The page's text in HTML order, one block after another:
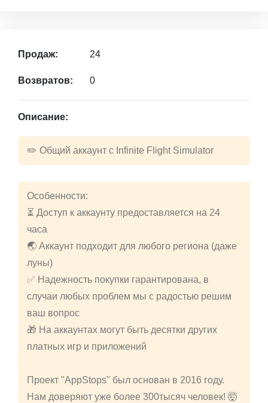
Продаж: 24
Возвратов: 0
Описание:
✏️ Общий аккаунт с Infinite Flight Simulator
Особенности:
⏳ Доступ к аккаунту предоставляется на 24
часа
🌏 Аккаунт подходит для любого региона (даже
луны)
✅ Надежность покупки гарантирована, в
случаи любых проблем мы с радостью решим
ваш вопрос
🎁 На аккаунтах могут быть десятки других
платных игр и приложений
Проект "AppStops" был основан в 2016 году.
Нам доверяют уже более 300тысяч человек! 🤯